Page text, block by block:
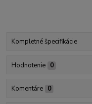
Kompletné špecifikácie
Hodnotenie 0
Komentáre 0